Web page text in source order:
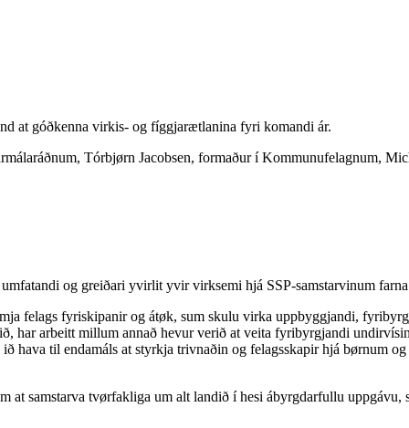
at góðkenna virkis- og fíggjarætlanina fyri komandi ár.
Tórbjørn Jacobsen, formaður í Kommunufelagnum,
og greiðari yvirlit yvir virksemi hjá SSP-samstarvinum
felags fyriskipanir og átøk, sum skulu virka uppbyggjandi,
har arbeitt millum annað hevur verið at veita fyribyrgjandi
til endamáls at styrkja trivnaðin og felagsskapir hjá børnum
at samstarva tvørfakliga um alt landið í hesi ábyrgdarfullu uppgávu,